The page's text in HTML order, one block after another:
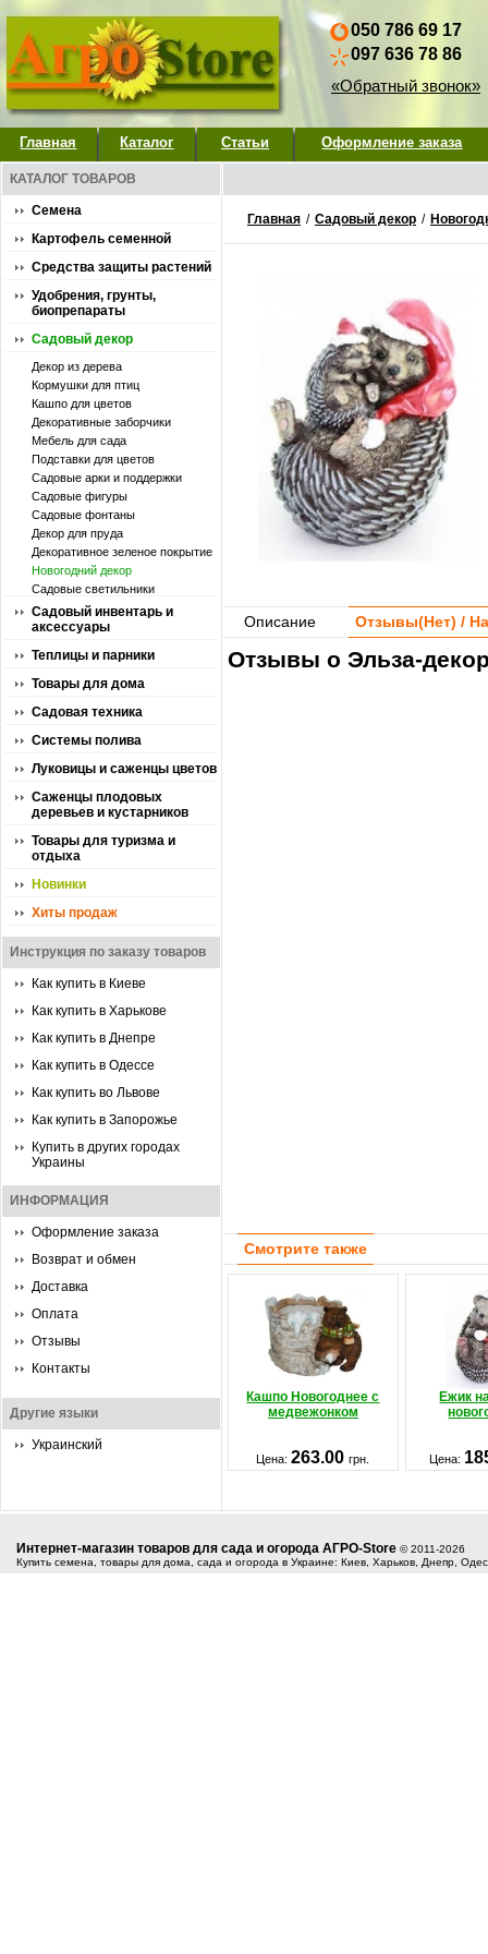
050 786 69 17
097 636 78 86
«Обратный звонок»
Главная Каталог Статьи Оформление заказа
КАТАЛОГ ТОВАРОВ
Семена
Картофель семенной
Средства защиты растений
Удобрения, грунты,
биопрепараты
Садовый декор
Декор из дерева
Кормушки для птиц
Кашпо для цветов
Декоративные заборчики
Мебель для сада
Подставки для цветов
Садовые арки и поддержки
Садовые фигуры
Садовые фонтаны
Декор для пруда
Декоративное зеленое покрытие
Новогодний декор
Садовые светильники
Садовый инвентарь и
аксессуары
Теплицы и парники
Товары для дома
Садовая техника
Системы полива
Луковицы и саженцы цветов
Саженцы плодовых
деревьев и кустарников
Товары для туризма и
отдыха
Новинки
Хиты продаж
Инструкция по заказу товаров
Как купить в Киеве
Как купить в Харькове
Как купить в Днепре
Как купить в Одессе
Как купить во Львове
Как купить в Запорожье
Купить в других городах
Украины
ИНФОРМАЦИЯ
Оформление заказа
Возврат и обмен
Доставка
Оплата
Отзывы
Контакты
Другие языки
Украинский
Главная / Садовый декор /
Описание Отзывы(Нет) /
Отзывы о Эльза-
Смотрите также
Кашпо Новогоднее с
медвежонком
Ежик
Цена:263.00грн. Цена:
Интернет-магазин товаров для сада и огорода АГРО-Store © 2011-2026
Купить семена, товары для дома, сада и огорода в Украине: Киев, Харьков, Днепр,